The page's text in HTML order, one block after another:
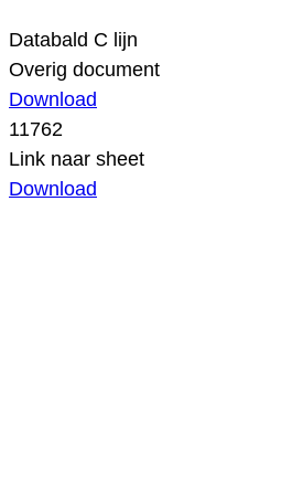
Databald C lijn
Overig document
Download
11762
Link naar sheet
Download